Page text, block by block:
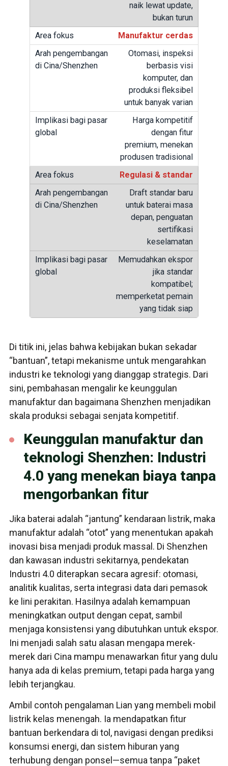
naik lewat update,
bukan turun
Manufaktur cerdas
Otomasi, inspeksi
berbasis visi
komputer, dan
produksi fleksibel
untuk banyak varian
Harga kompetitif
dengan fitur
premium, menekan
produsen tradisional
Regulasi & standar
Draft standar baru
untuk baterai masa
depan, penguatan
sertifikasi
keselamatan
Memudahkan ekspor
jika standar
kompatibel;
memperketat pemain
yang tidak siap
Di titik ini, jelas bahwa kebijakan bukan sekadar
“bantuan”, tetapi mekanisme untuk mengarahkan
industri ke teknologi yang dianggap strategis. Dari
sini, pembahasan mengalir ke keunggulan
manufaktur dan bagaimana Shenzhen menjadikan
skala produksi sebagai senjata kompetitif.
Keunggulan manufaktur dan
teknologi Shenzhen: Industri
4.0 yang menekan biaya tanpa
mengorbankan fitur
Jika baterai adalah “jantung” kendaraan listrik, maka
manufaktur adalah “otot” yang menentukan apakah
inovasi bisa menjadi produk massal. Di Shenzhen
dan kawasan industri sekitarnya, pendekatan
Industri 4.0 diterapkan secara agresif: otomasi,
analitik kualitas, serta integrasi data dari pemasok
ke lini perakitan. Hasilnya adalah kemampuan
meningkatkan output dengan cepat, sambil
menjaga konsistensi yang dibutuhkan untuk ekspor.
Ini menjadi salah satu alasan mengapa merek-
merek dari Cina mampu menawarkan fitur yang dulu
hanya ada di kelas premium, tetapi pada harga yang
lebih terjangkau.
Ambil contoh pengalaman Lian yang membeli mobil
listrik kelas menengah. Ia mendapatkan fitur
bantuan berkendara di tol, navigasi dengan prediksi
konsumsi energi, dan sistem hiburan yang
terhubung dengan ponsel—semua tanpa “paket